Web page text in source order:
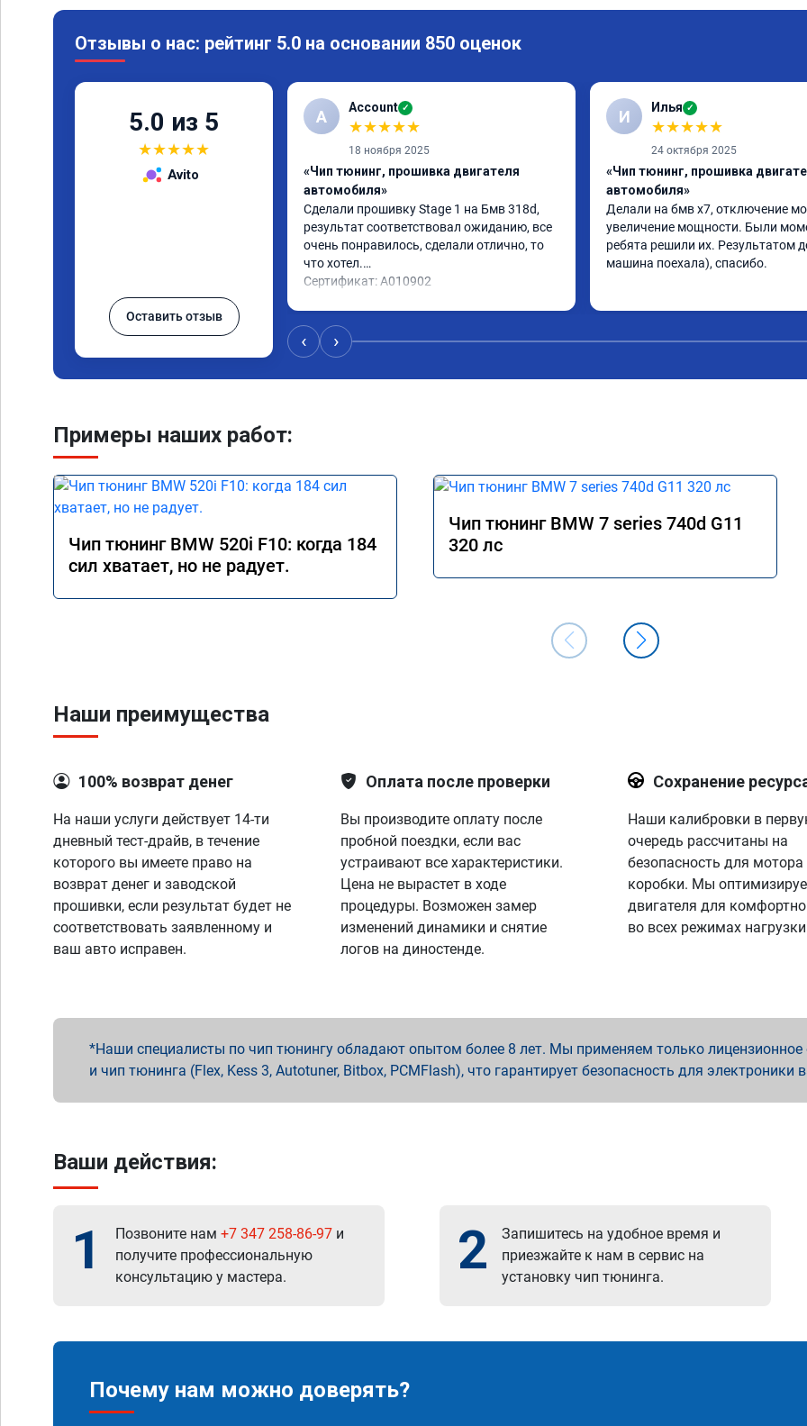
Отзывы о нас: рейтинг 5.0 на основании 850 оценок
5.0 из 5
★★★★★
Avito
Оставить отзыв
A Account ✓
★★★★★
18 ноября 2025
«Чип тюнинг, прошивка двигателя
автомобиля»
Сделали прошивку Stage 1 на Бмв 318d,
результат соответствовал ожиданию, все
очень понравилось, сделали отлично, то
что хотел.
Сертификат: A010902
И Илья ✓
★★★★★
24 октября 2025
«Чип тюнинг, прошивка
автомобиля»
Делали на бмв х7, отключение
увеличение мощности. Были
ребята решили их. Результатом
машина поехала), спасибо.
‹ ›
Примеры наших работ:
Чип тюнинг BMW 520i F10: когда 184
сил хватает, но не радует.
Чип тюнинг BMW 7 series 740d G11
320 лс
Наши преимущества
100% возврат денег
На наши услуги действует 14-ти
дневный тест-драйв, в течение
которого вы имеете право на
возврат денег и заводской
прошивки, если результат будет не
соответствовать заявленному и
ваш авто исправен.
Оплата после проверки
Вы производите оплату после
пробной поездки, если вас
устраивают все характеристики.
Цена не вырастет в ходе
процедуры. Возможен замер
изменений динамики и снятие
логов на диностенде.
Сохранение
Наши калибровки в
очередь рассчитаны на
безопасность для мотора
коробки. Мы
двигателя для
во всех режимах
Наши специалисты по чип тюнингу обладают опытом более 8 лет. Мы применяем только лицензионное
и чип тюнинга (Flex, Kess 3, Autotuner, Bitbox, PCMFlash), что гарантирует безопасность для электроники
Ваши действия:
1 Позвоните нам +7 347 258-86-97 и
получите профессиональную
консультацию у мастера.
2
Запишитесь на удобное время и
приезжайте к нам в сервис на
установку чип тюнинга.
Почему нам можно доверять?